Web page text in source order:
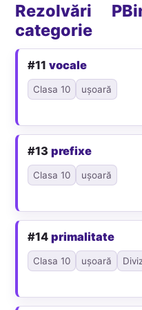
Rezolvări
categorie
#11vocale
Clasa 10 ușoară
#13prefixe
Clasa 10 ușoară
#14primalitate
Clasa 10 ușoară